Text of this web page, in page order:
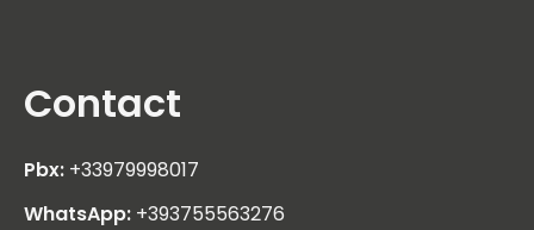
Contact
Pbx: +33979998017
WhatsApp: +393755563276